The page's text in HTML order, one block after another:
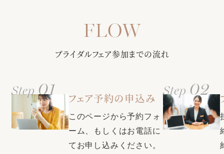
【口コミで衣裳満足度1位の式場★県内最大級衣裳サロンをご
案内】自由に選べる圧巻の300着。全国約40のグループ式場
から取り寄せ可能＆新たに話題の韓国ドレスや人気ブランド
ドレスも入荷！おふたりの運命の1着が見つかります♪
び頂ける料理はゲストからも大好評♪料理長との打ち合わせで
更に全館バリアフリー・親族控室・ゲスト控室・着付室（ヘ
クチコミで本番満足度1位・衣装満足度1位・コストパフォー
マンス部門1位の式場に選ばれた同会場。素敵な結婚式をお得
に叶える特典も充実♪お気軽にプランナーにお問い合わせくだ
さい。
ブライダルフェア参加までの流れ
Step 01 フェア予約の申込み
このページから予約フォ
ーム、もしくはお電話に
てお申し込みください。
Step 02